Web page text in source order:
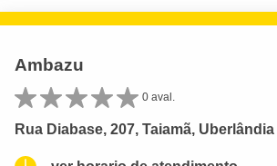
Ambazu
0 aval.
Rua Diabase, 207, Taiamã, Uberlândia